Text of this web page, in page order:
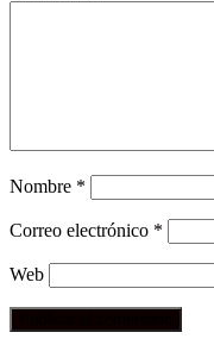
Nombre *
Correo electrónico *
Web